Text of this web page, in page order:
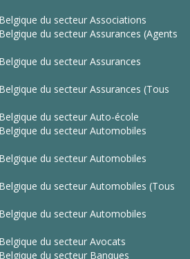
du secteur Associations
du secteur Assurances (Agents
du secteur Assurances
du secteur Assurances (Tous
du secteur Auto-école
du secteur Automobiles
du secteur Automobiles
du secteur Automobiles (Tous
du secteur Automobiles
du secteur Avocats
du secteur Banques